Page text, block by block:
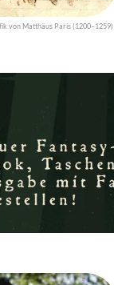
von Matthäus Paris (1200–1259)